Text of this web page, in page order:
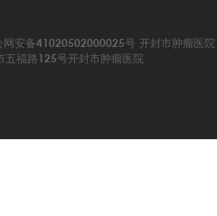
网安备41020502000025号 开封市肿瘤医院
五福路125号开封市肿瘤医院